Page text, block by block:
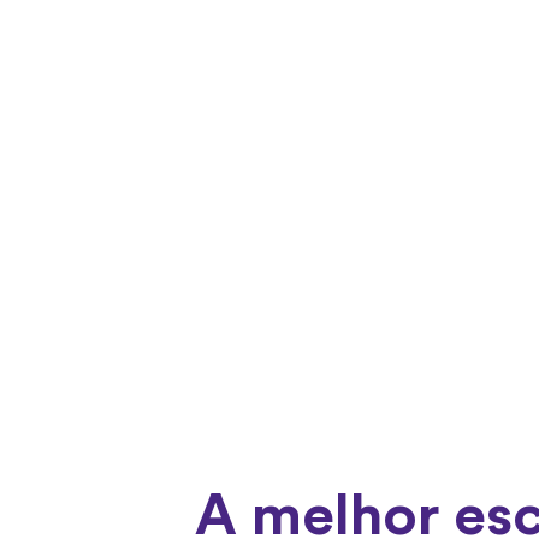
A melhor